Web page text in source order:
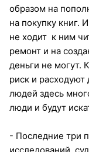
образом на
на покупку книг.
не ходит к ним
ремонт и на
деньги не могут.
риск и
людей здесь
люди и будут
- Последние три
исследований,